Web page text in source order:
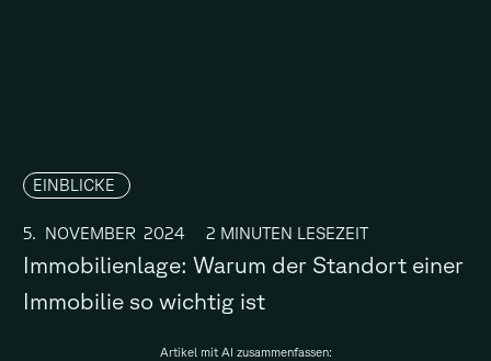
EINBLICKE
5. NOVEMBER 2024 2 MINUTEN LESEZEIT
Immobilienlage: Warum der Standort einer
Immobilie so wichtig ist
Artikel mit AI zusammenfassen: